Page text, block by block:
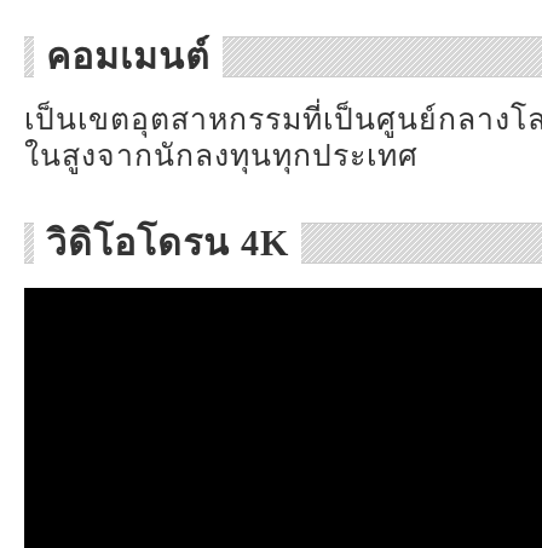
คอมเมนต์
เป็นเขตอุตสาหกรรมที่เป็นศูนย์กลาง
ในสูงจากนักลงทุนทุกประเทศ
วิดิโอโดรน 4K